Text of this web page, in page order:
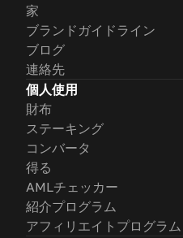
家
ブランドガイドライン
ブログ
連絡先
個人使用
財布
ステーキング
コンバータ
得る
AMLチェッカー
紹介プログラム
アフィリエイトプログラム